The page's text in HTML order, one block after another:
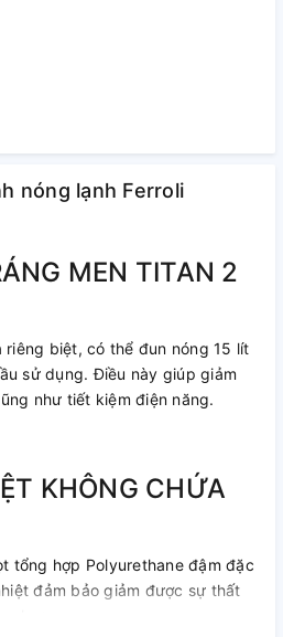
nóng lạnh Ferroli
MEN TITAN 2
biệt, có thể đun nóng 15 lít
sử dụng. Điều này giúp giảm
như tiết kiệm điện năng.
KHÔNG CHỨA
tổng hợp Polyurethane đậm đặc
đảm bảo giảm được sự thất